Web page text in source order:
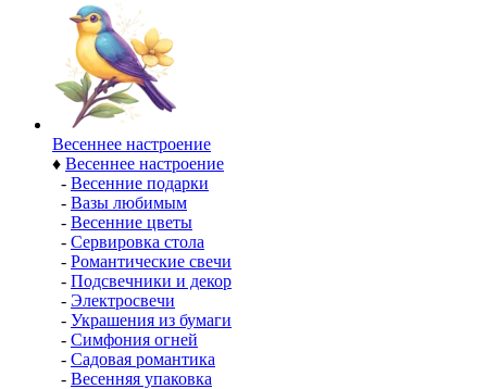
Весеннее настроение
♦ Весеннее настроение
- Весенние подарки
- Вазы любимым
- Весенние цветы
- Сервировка стола
- Романтические свечи
- Подсвечники и декор
- Электросвечи
- Украшения из бумаги
- Симфония огней
- Садовая романтика
- Весенняя упаковка